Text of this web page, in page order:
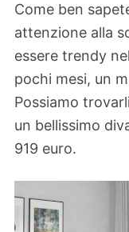
Come ben
attenzione alla
essere trendy
pochi mesi, un
Possiamo
un bellissimo
919 euro.